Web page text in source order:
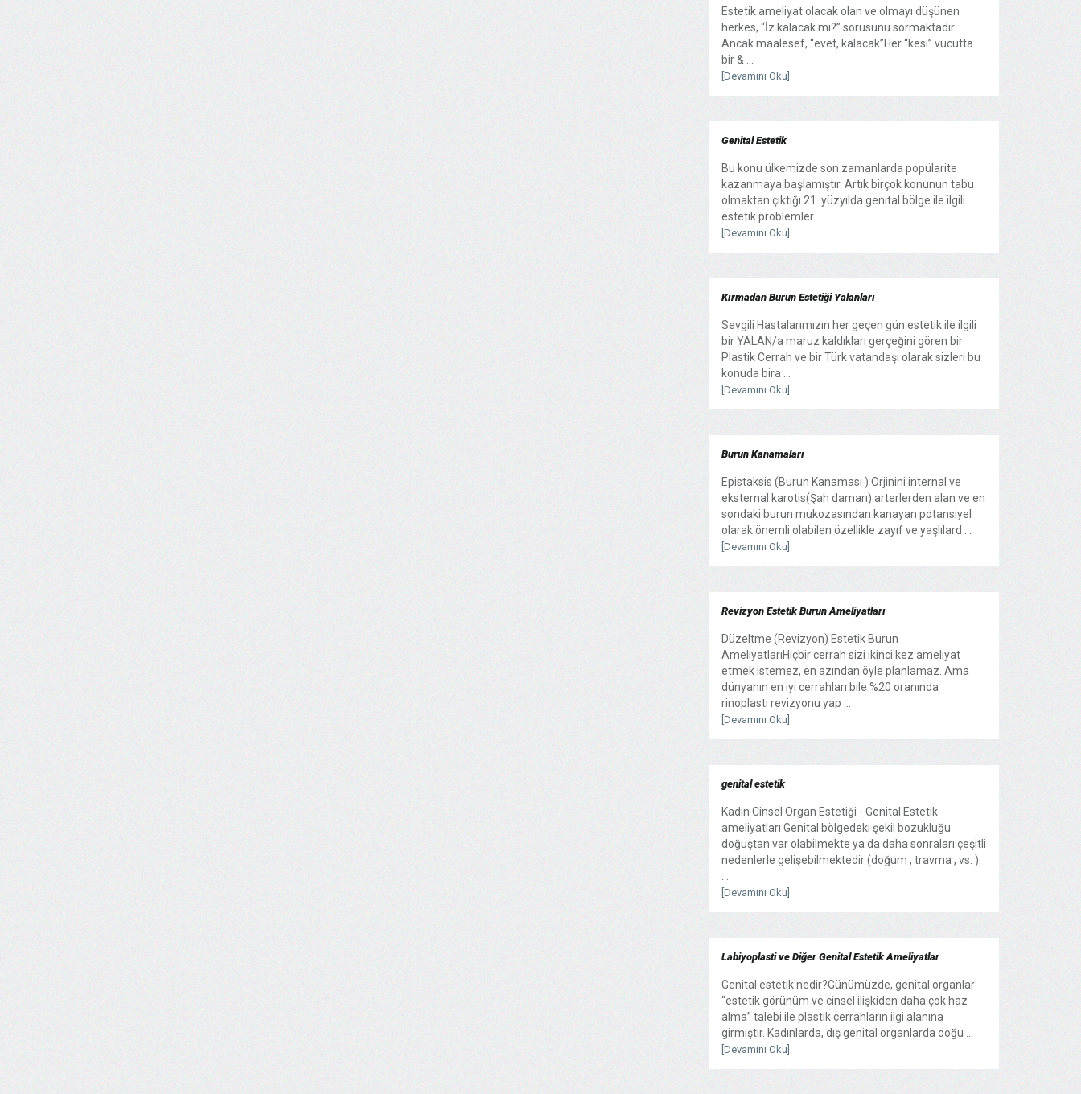
Estetik ameliyat olacak olan ve olmayı düşünen
herkes, “İz kalacak mı?” sorusunu sormaktadır.
Ancak maalesef, “evet, kalacak”Her “kesi” vücutta
bir & ...
[Devamını Oku]
Genital Estetik
Bu konu ülkemizde son zamanlarda popülarite
kazanmaya başlamıştır. Artık birçok konunun tabu
olmaktan çıktığı 21. yüzyılda genital bölge ile ilgili
estetik problemler ...
[Devamını Oku]
Kırmadan Burun Estetiği Yalanları
Sevgili Hastalarımızın her geçen gün estetik ile ilgili
bir YALAN/a maruz kaldıkları gerçeğini gören bir
Plastik Cerrah ve bir Türk vatandaşı olarak sizleri bu
konuda bira ...
[Devamını Oku]
Burun Kanamaları
Epistaksis (Burun Kanaması ) Orjinini internal ve
eksternal karotis(Şah damarı) arterlerden alan ve en
sondaki burun mukozasından kanayan potansiyel
olarak önemli olabilen özellikle zayıf ve yaşlılard ...
[Devamını Oku]
Revizyon Estetik Burun Ameliyatları
Düzeltme (Revizyon) Estetik Burun
AmeliyatlarıHiçbir cerrah sizi ikinci kez ameliyat
etmek istemez, en azından öyle planlamaz. Ama
dünyanın en iyi cerrahları bile %20 oranında
rinoplasti revizyonu yap ...
[Devamını Oku]
genital estetik
Kadın Cinsel Organ Estetiği - Genital Estetik
ameliyatları Genital bölgedeki şekil bozukluğu
doğuştan var olabilmekte ya da daha sonraları çeşitli
nedenlerle gelişebilmektedir (doğum , travma , vs. ).
[Devamını Oku]
Labiyoplasti ve Diğer Genital Estetik Ameliyatlar
Genital estetik nedir?Günümüzde, genital organlar
“estetik görünüm ve cinsel ilişkiden daha çok haz
alma” talebi ile plastik cerrahların ilgi alanına
girmiştir. Kadınlarda, dış genital organlarda doğu ...
[Devamını Oku]